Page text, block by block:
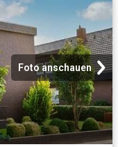
Foto anschauen